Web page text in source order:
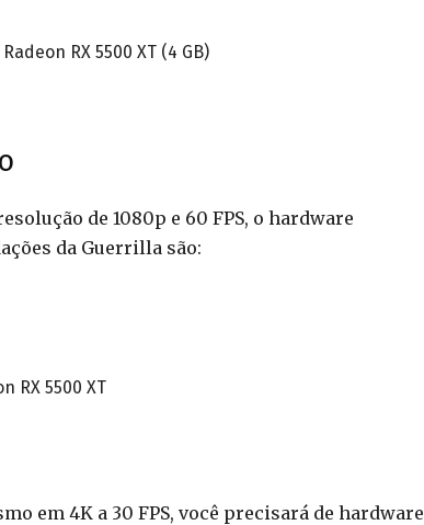
RX 5500 XT (4 GB)
de 1080p e 60 FPS, o hardware
da Guerrilla são:
RX 5500 XT
em 4K a 30 FPS, você precisará de hardware